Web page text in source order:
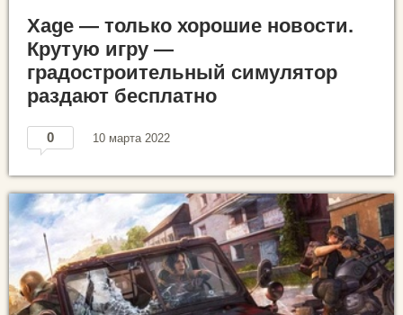
Xage — только хорошие новости.
Крутую игру —
градостроительный симулятор
раздают бесплатно
0 10 марта 2022